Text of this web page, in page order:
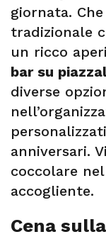
giornata.
tradizionale
un ricco
bar su
diverse
anniversari.
coccolare
accogliente.
Cena